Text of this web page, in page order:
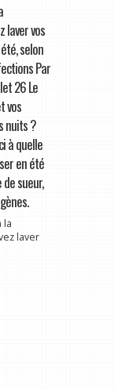
laver vos
selon
Par
26 Le
vos
nuits ?
à quelle
en été
sueur,
la
laver